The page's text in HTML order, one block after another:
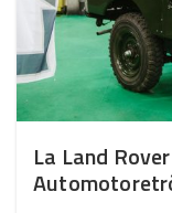
La Land